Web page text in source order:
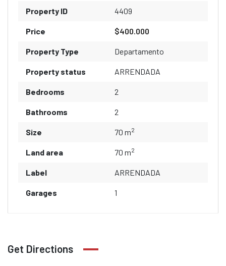
Property ID 4409
Price $400.000
Property Type Departamento
Property status ARRENDADA
Bedrooms 2
Bathrooms 2
Size 70 m2
Land area 70 m2
Label ARRENDADA
Garages 1
Get Directions